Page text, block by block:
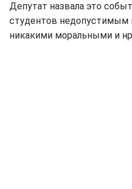
Депутат назвала это
студентов
никакими моральными и